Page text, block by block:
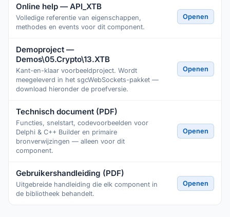
Online help — API_XTB
Volledige referentie van eigenschappen,
methodes en events voor dit component.
Openen
Demoproject —
Demos\05.Crypto\13.XTB
Kant-en-klaar voorbeeldproject. Wordt
meegeleverd in het sgcWebSockets-pakket —
download hieronder de proefversie.
Openen
Technisch document (PDF)
Functies, snelstart, codevoorbeelden voor
Delphi & C++ Builder en primaire
bronverwijzingen — alleen voor dit
component.
Openen
Gebruikershandleiding (PDF)
Uitgebreide handleiding die elk component in
de bibliotheek behandelt.
Openen